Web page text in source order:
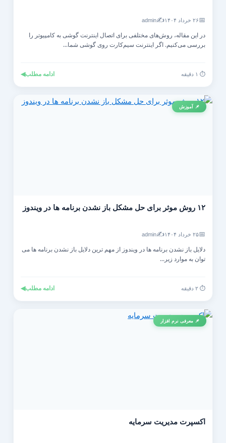
۲۶ خرداد ۱۴۰۴ ✍️
admin
در این مقاله، روش‌های مختلفی برای اتصال اینترنت گوشی به کامپیوتر را
بررسی می‌کنیم. اگر اینترنت سیم‌کارت روی گوشی شما...
ادامه مطلب◀
📌 آموزش
۱۲ روش موثر برای حل مشکل باز نشدن برنامه ها در ویندوز
۲۵ خرداد ۱۴۰۴ ✍️
admin
دلایل باز نشدن برنامه ها در ویندوز از مهم ترین دلایل باز نشدن برنامه ها می
توان به موارد زیر...
ادامه مطلب◀
📌 معرفی نرم افزار
اکسپرت مدیریت سرمایه